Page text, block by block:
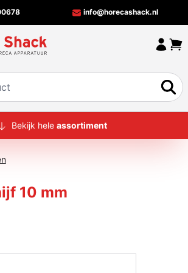
info@horecashack.nl
HOME
MERKEN
Bekijk hele assortiment
10 mm